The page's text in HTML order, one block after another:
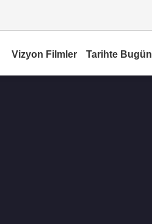
Vizyon Filmler Tarihte Bugün